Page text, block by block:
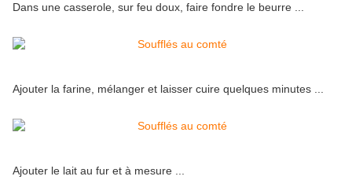
Dans une casserole, sur feu doux, faire fondre le beurre ...
Ajouter la farine, mélanger et laisser cuire quelques minutes ...
Ajouter le lait au fur et à mesure ...